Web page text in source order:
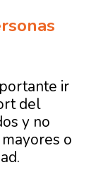
ir
del
y no
o